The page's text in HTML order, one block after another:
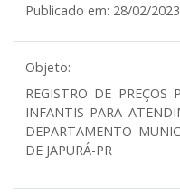
Publicado em: 28/02/2023
Objeto:
REGISTRO DE PREÇOS
INFANTIS PARA
DEPARTAMENTO
DE JAPURÁ-PR